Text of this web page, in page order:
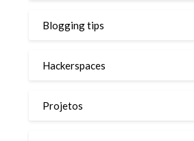
Blogging tips
Hackerspaces
Projetos